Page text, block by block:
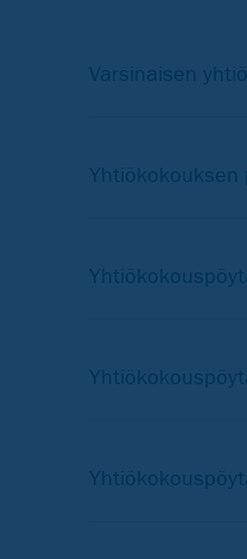
Varsinaisen
Yhtiökokouksen